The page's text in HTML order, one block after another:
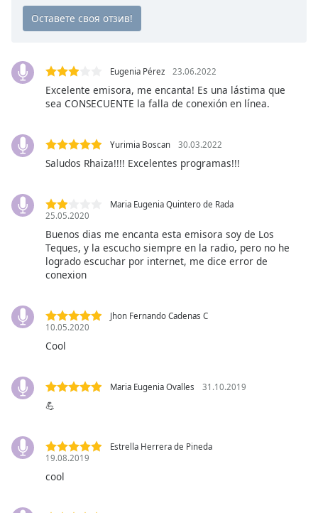
Chapters
Chapters
Descriptions
descriptions
,
Subtitles
opens
subtitles
settings
dialog
subtitles
Audio
in-
Picture
Fullscreen
Eugenia Pérez 23.06.2022
Excelente emisora, me encanta! Es una lástima que
sea CONSECUENTE la falla de conexión en línea.
Yurimia Boscan 30.03.2022
Saludos Rhaiza!!!! Excelentes programas!!!
Maria Eugenia Quintero de Rada
25.05.2020
Buenos dias me encanta esta emisora soy de Los
Teques, y la escucho siempre en la radio, pero no he
logrado escuchar por internet, me dice error de
conexion
Jhon Fernando Cadenas C
10.05.2020
Cool
Maria Eugenia Ovalles 31.10.2019
💪
Estrella Herrera de Pineda
19.08.2019
cool